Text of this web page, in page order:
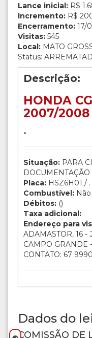
Lance inicial: R$
Incremento: R$
Encerramento: 17/
Visitas: 545
Local: MATO
Status:
Descrição:
HONDA
2007/2008
.
Situação: PARA
DOCUMENTAÇÃO
Placa: HSZ6H01 / .
Combustível:
Débitos: ()
Taxa adicional:
Endereço para
ADAMASTOR, 16
CAMPO GRANDE
CONTATO: 67
Dados do
COMISSÃO DE